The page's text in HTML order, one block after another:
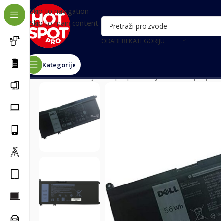
Skip to navigation
Skip to main content
ODABERI KATEGORIJU
Kategorije
Почетна/Baterije za laptop/Baterije za Dell laptop/